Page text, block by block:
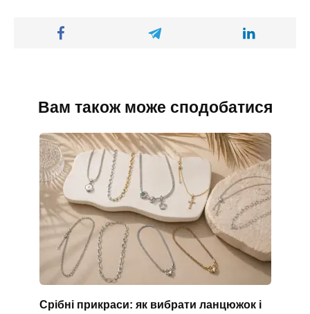
Вам також може сподобатися
Срібні прикраси: як вибрати ланцюжок і